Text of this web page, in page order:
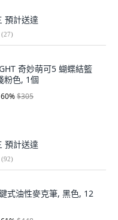
預計送達
(27)
奇妙萌可5 蝴蝶結籃
粉色, 1個
60%$305
預計送達
(92)
式油性麥克筆, 黑色, 12